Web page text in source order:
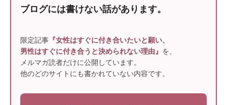
ブログには書けない話があります。
限定記事 『女性はすぐに付き合いたいと願い、
男性はすぐに付き合うと決められない理由』 を、
メルマガ読者だけに公開しています。
他のどのサイトにも書かれていない内容です。